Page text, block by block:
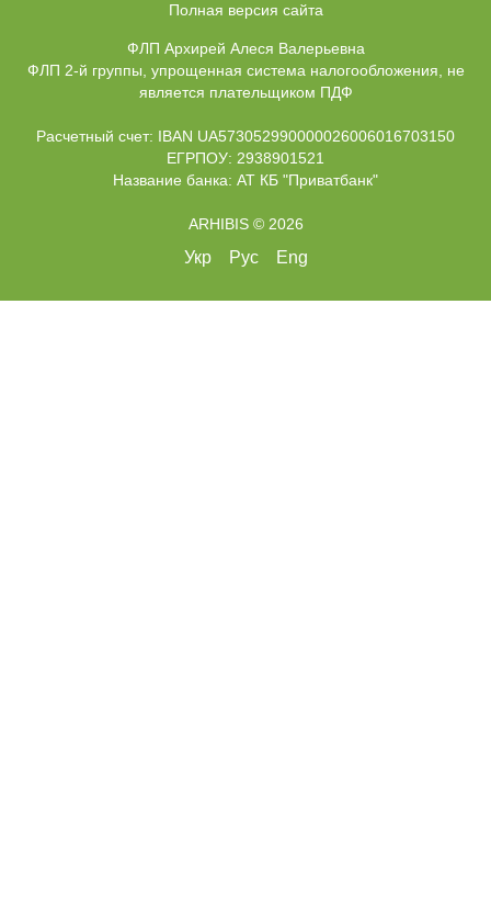
Полная версия сайта
ФЛП Архирей Алеся Валерьевна
ФЛП 2-й группы, упрощенная система налогообложения, не
является плательщиком ПДФ
Расчетный счет: IBAN UA573052990000026006016703150
ЕГРПОУ: 2938901521
Название банка: АТ КБ "Приватбанк"
ARHIBIS © 2026
Укр Рус Eng